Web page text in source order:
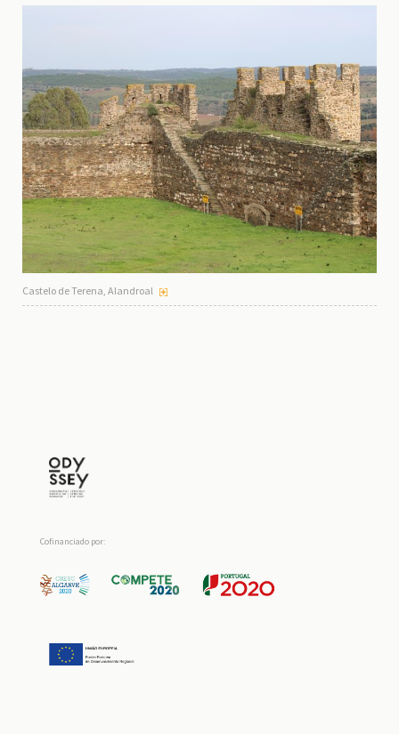
Castelo de Terena, Alandroal
Cofinanciado por: